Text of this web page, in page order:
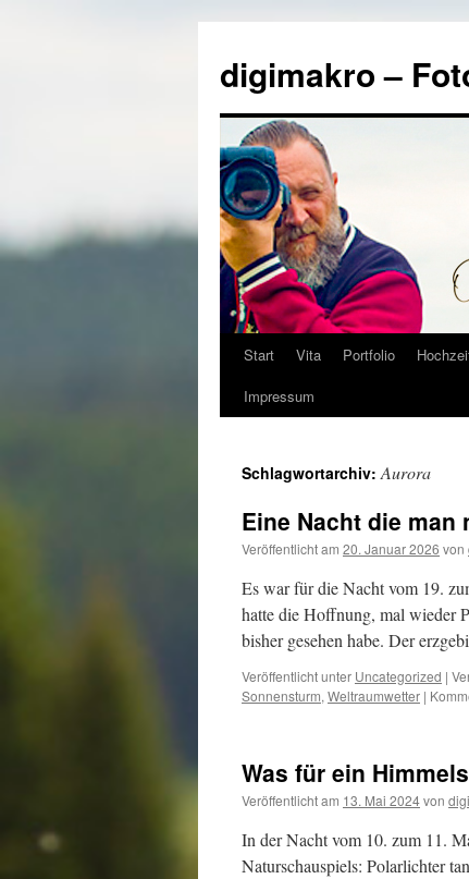
springen
digimakro –
Start Vita Portfolio
Impressum
Schlagwortarchiv:Aurora
Eine Nacht die
Veröffentlicht am 20. Januar 2026 von
Es war für die Nacht vom 19.
hatte die Hoffnung, mal wieder
bisher gesehen habe. Der
Veröffentlicht unter Uncategorized |
Sonnensturm, Weltraumwetter |
Was für ein
Veröffentlicht am 13. Mai 2024von
In der Nacht vom 10. zum 11.
Naturschauspiels: Polarlichter